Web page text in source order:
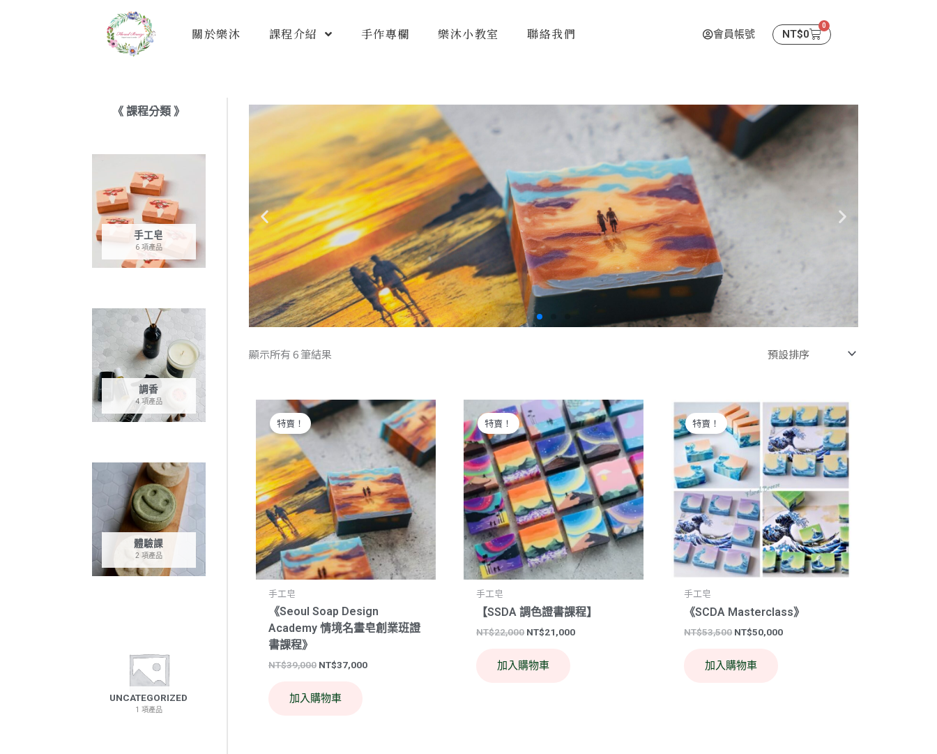
關於樂沐 課程介紹 手作專欄 樂沐小教室 聯絡我們 會員帳號 NT$0
0
購
物
《 課程分類 》
手工皂
6 項產品
調香
4 項產品
體驗課
2 項產品
UNCATEGORIZED
1 項產品
創業班證書課程》
了解更多
顯示所有 6 筆結果
特賣！
手工皂
《Seoul Soap Design
Academy 情境名畫皂創業班證
書課程》
NT$39,000
原
始
價
格：
NT$39,000。
NT$37,000
目
前
價
格：
NT$37,000。
加入購物車
特賣！
手工皂
【SSDA 調色證書課程】
NT$22,000
原
始
價
格：
NT$22,000。
NT$21,000
目
前
價
格：
NT$21,000。
加入購物車
特賣！
手工皂
《SCDA Masterclass》
NT$53,500
始
價
格：
NT$53,500。
NT$50,000
前
價
格：
NT$50,000。
加入購物車